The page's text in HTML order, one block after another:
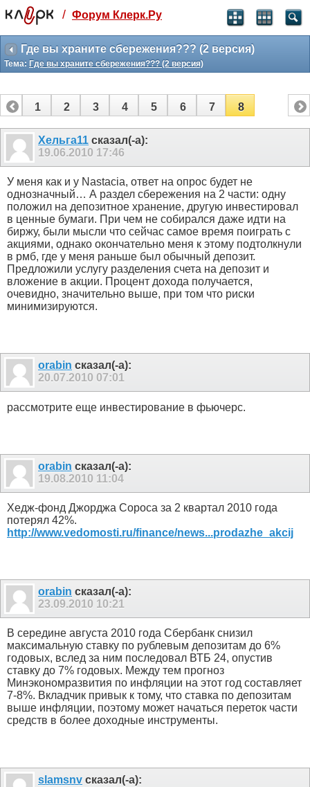
Святые угодники, Клерк без рекламы
прекрасен:)
месяц
3 месяца
259 ₽
-10%
полгода
499 ₽
-15%
Отмена Оплатить
/ Форум Клерк.Ру
Где вы храните сбережения??? (2 версия)
Тема: Где вы храните сбережения??? (2 версия)
1 2 3 4 5 6 7 8
Хельга11 сказал(-а):
19.06.2010 17:46
У меня как и у Nastacia, ответ на опрос будет не
однозначный… А раздел сбережения на 2 части: одну
положил на депозитное хранение, другую инвестировал
в ценные бумаги. При чем не собирался даже идти на
биржу, были мысли что сейчас самое время поиграть с
акциями, однако окончательно меня к этому подтолкнули
в рмб, где у меня раньше был обычный депозит.
Предложили услугу разделения счета на депозит и
вложение в акции. Процент дохода получается,
очевидно, значительно выше, при том что риски
минимизируются.
orabin сказал(-а):
20.07.2010 07:01
рассмотрите еще инвестирование в фьючерс.
orabin сказал(-а):
19.08.2010 11:04
Хедж-фонд Джорджа Сороса за 2 квартал 2010 года
потерял 42%.
http://www.vedomosti.ru/finance/news...prodazhe_akcij
orabin сказал(-а):
23.09.2010 10:21
В середине августа 2010 года Сбербанк снизил
максимальную ставку по рублевым депозитам до 6%
годовых, вслед за ним последовал ВТБ 24, опустив
ставку до 7% годовых. Между тем прогноз
Минэкономразвития по инфляции на этот год составляет
7-8%. Вкладчик привык к тому, что ставка по депозитам
выше инфляции, поэтому может начаться переток части
средств в более доходные инструменты.
slamsnv сказал(-а):